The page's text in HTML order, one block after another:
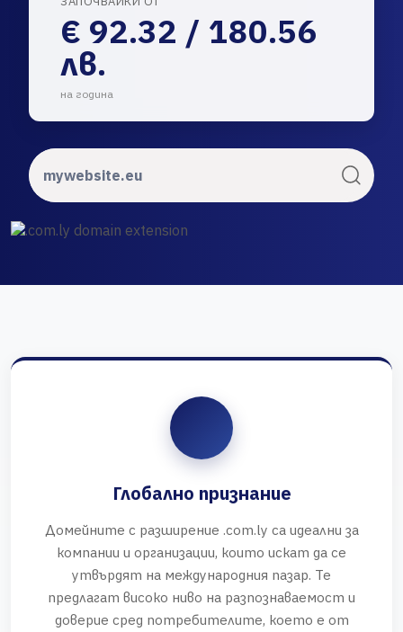
€ 92.32 / 180.56
лв.
на година
Глобално признание
Домейните с разширение .com.ly са идеални за
компании и организации, които искат да се
утвърдят на международния пазар. Те
предлагат високо ниво на разпознаваемост и
доверие сред потребителите, което е от